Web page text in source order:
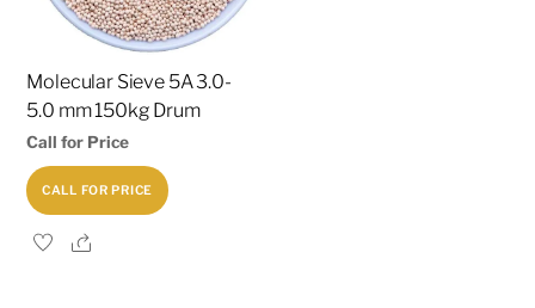
Molecular Sieve 5A 3.0-
5.0 mm 150kg Drum
Call for Price
CALL FOR PRICE
Share